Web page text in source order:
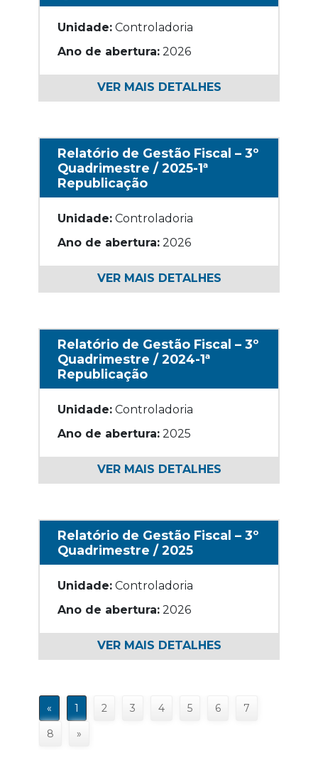
Unidade: Controladoria
Ano de abertura: 2026
VER MAIS DETALHES
Relatório de Gestão Fiscal – 3º
Quadrimestre / 2025-1ª
Republicação
Unidade: Controladoria
Ano de abertura: 2026
VER MAIS DETALHES
Relatório de Gestão Fiscal – 3º
Quadrimestre / 2024-1ª
Republicação
Unidade: Controladoria
Ano de abertura: 2025
VER MAIS DETALHES
Relatório de Gestão Fiscal – 3º
Quadrimestre / 2025
Unidade: Controladoria
Ano de abertura: 2026
VER MAIS DETALHES
« 1 2 3 4 5 6
7
8
»